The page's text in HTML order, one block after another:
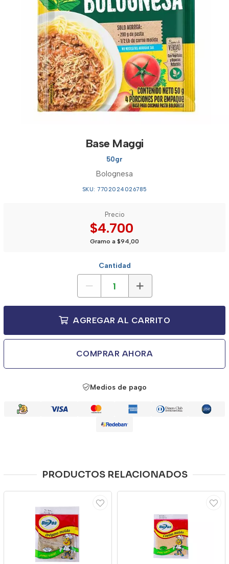
Base Maggi
50gr
Bolognesa
SKU: 7702024026785
Precio
$4.700
Gramo a $94,00
Cantidad
AGREGAR AL CARRITO
COMPRAR AHORA
Medios de pago
PRODUCTOS RELACIONADOS